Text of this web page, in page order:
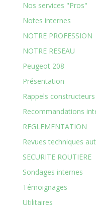
Nos services "Pros"
Notes internes
NOTRE PROFESSION
NOTRE RESEAU
Peugeot 208
Présentation
Rappels constructeurs
Recommandations
REGLEMENTATION
Revues techniques
SECURITE ROUTIERE
Sondages internes
Témoignages
Utilitaires